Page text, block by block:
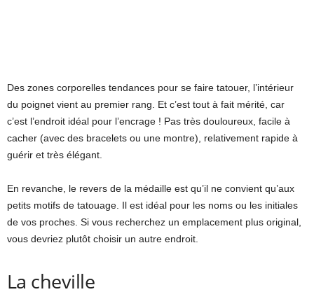
Des zones corporelles tendances pour se faire tatouer, l’intérieur
du poignet vient au premier rang. Et c’est tout à fait mérité, car
c’est l’endroit idéal pour l’encrage ! Pas très douloureux, facile à
cacher (avec des bracelets ou une montre), relativement rapide à
guérir et très élégant.
En revanche, le revers de la médaille est qu’il ne convient qu’aux
petits motifs de tatouage. Il est idéal pour les noms ou les initiales
de vos proches. Si vous recherchez un emplacement plus original,
vous devriez plutôt choisir un autre endroit.
La cheville